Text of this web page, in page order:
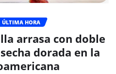
ÚLTIMA HORA
arrasa con doble
dorada en la